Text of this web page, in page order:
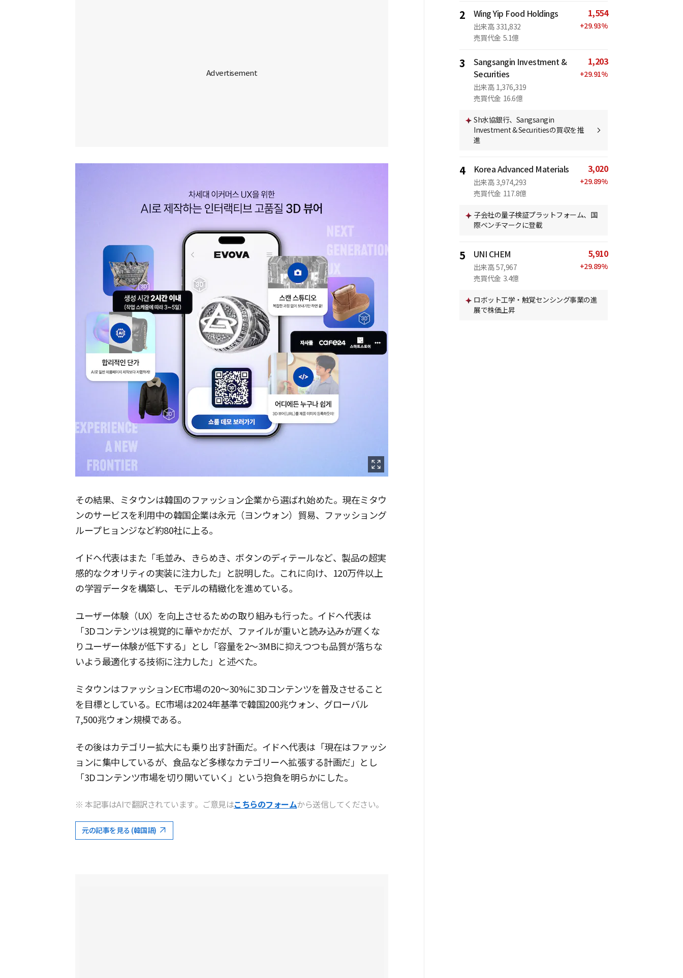
その結果、ミタウンは韓国のファッション企業から選ばれ始めた。現在ミタウ
ンのサービスを利用中の韓国企業は永元（ヨンウォン）貿易、ファッショング
ループヒョンジなど約80社に上る。
イドヘ代表はまた「毛並み、きらめき、ボタンのディテールなど、製品の超実
感的なクオリティの実装に注力した」と説明した。これに向け、120万件以上
の学習データを構築し、モデルの精緻化を進めている。
ユーザー体験（UX）を向上させるための取り組みも行った。イドヘ代表は
「3Dコンテンツは視覚的に華やかだが、ファイルが重いと読み込みが遅くな
りユーザー体験が低下する」とし「容量を2〜3MBに抑えつつも品質が落ちな
いよう最適化する技術に注力した」と述べた。
ミタウンはファッションEC市場の20〜30%に3Dコンテンツを普及させること
を目標としている。EC市場は2024年基準で韓国200兆ウォン、グローバル
7,500兆ウォン規模である。
その後はカテゴリー拡大にも乗り出す計画だ。イドヘ代表は「現在はファッシ
ョンに集中しているが、食品など多様なカテゴリーへ拡張する計画だ」とし
「3Dコンテンツ市場を切り開いていく」という抱負を明らかにした。
※ 本記事はAIで翻訳されています。ご意見はこちらのフォームから送信してください。
元の記事を見る (韓国語)
2 Wing Yip Food Holdings
出来高 331,832
売買代金 5.1億
1,554
+29.93%
3
Sangsangin Investment &
Securities
出来高 1,376,319
売買代金 16.6億
1,203
+29.91%
Sh水協銀行、Sangsangin
Investment & Securitiesの買収を推
進
4 Korea Advanced Materials
出来高 3,974,293
売買代金 117.8億
3,020
+29.89%
子会社の量子検証プラットフォーム、国
際ベンチマークに登載
5 UNI CHEM
出来高 57,967
売買代金 3.4億
5,910
+29.89%
ロボット工学・触覚センシング事業の進
展で株価上昇